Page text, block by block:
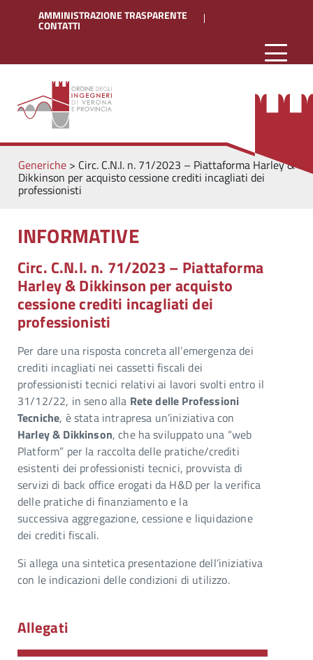
AMMINISTRAZIONE TRASPARENTE
CONTATTI
Generiche> Circ. C.N.I. n. 71/2023 – Piattaforma Harley &
Dikkinson per acquisto cessione crediti incagliati dei
professionisti
INFORMATIVE
Circ. C.N.I. n. 71/2023 – Piattaforma
Harley & Dikkinson per acquisto
cessione crediti incagliati dei
professionisti
Per dare una risposta concreta all’emergenza dei
crediti incagliati nei cassetti fiscali dei
professionisti tecnici relativi ai lavori svolti entro il
31/12/22, in seno alla Rete delle Professioni
Tecniche, è stata intrapresa un’iniziativa con
Harley & Dikkinson, che ha sviluppato una “web
Platform” per la raccolta delle pratiche/crediti
esistenti dei professionisti tecnici, provvista di
servizi di back office erogati da H&D per la verifica
delle pratiche di finanziamento e la
successiva aggregazione, cessione e liquidazione
dei crediti fiscali.
Si allega una sintetica presentazione dell’iniziativa
con le indicazioni delle condizioni di utilizzo.
Allegati